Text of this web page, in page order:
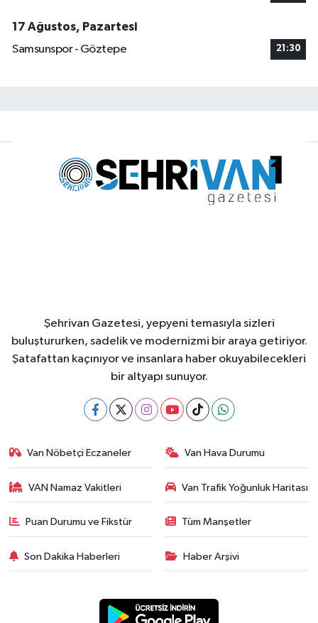
17 Ağustos, Pazartesi
Samsunspor - Göztepe
21:30
Şehrivan Gazetesi, yepyeni temasıyla sizleri
buluştururken, sadelik ve modernizmi bir araya getiriyor.
Şatafattan kaçınıyor ve insanlara haber okuyabilecekleri
bir altyapı sunuyor.
Van Nöbetçi Eczaneler Van Hava Durumu
VAN Namaz Vakitleri Van Trafik Yoğunluk Haritası
Puan Durumu ve Fikstür Tüm Manşetler
Son Dakika Haberleri Haber Arşivi